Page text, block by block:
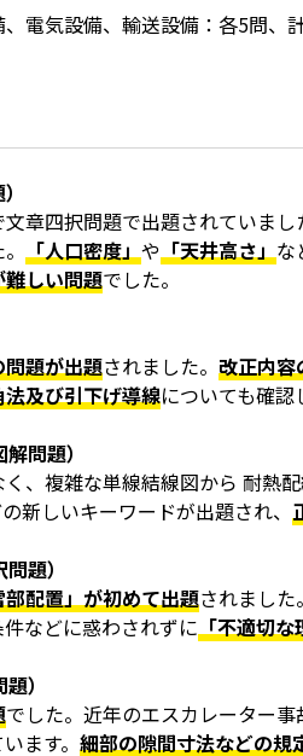
電気設備、輸送設備：各5問、
章四択問題で出題されていまし
「人口密度」や「天井高さ」な
しい問題でした。
題が出題されました。 改正内容
及び引下げ導線についても確認
問題）
、複雑な単線結線図から 耐熱
新しいキーワードが出題され、
題）
配置」が初めて出題されまし
などに惑わされずに「不適切な
）
でした。近年のエスカレーター
ます。 細部の隙間寸法などの規